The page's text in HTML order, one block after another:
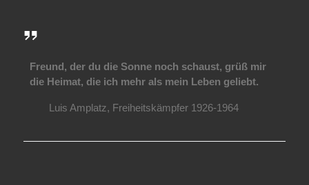
Freund, der du die Sonne noch schaust, grüß mir
die Heimat, die ich mehr als mein Leben geliebt.
Luis Amplatz, Freiheitskämpfer 1926-1964